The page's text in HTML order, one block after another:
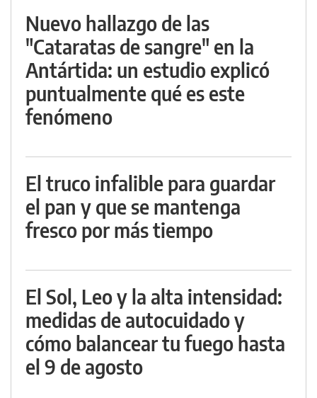
Nuevo hallazgo de las
"Cataratas de sangre" en la
Antártida: un estudio explicó
puntualmente qué es este
fenómeno
El truco infalible para guardar
el pan y que se mantenga
fresco por más tiempo
El Sol, Leo y la alta intensidad:
medidas de autocuidado y
cómo balancear tu fuego hasta
el 9 de agosto